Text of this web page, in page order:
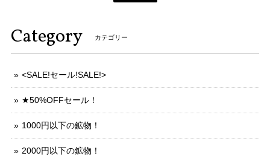
Category カテゴリー
<SALE!セール!SALE!>
★50%OFFセール！
1000円以下の鉱物！
2000円以下の鉱物！